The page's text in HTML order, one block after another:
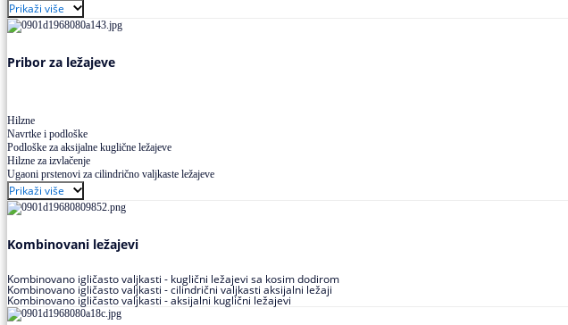
Prikaži više
Pribor za ležajeve
Hilzne
Navrtke i podloške
Podloške za aksijalne kuglične ležajeve
Hilzne za izvlačenje
Ugaoni prstenovi za cilindrično valjkaste ležajeve
Prikaži više
Kombinovani ležajevi
Kombinovano igličasto valjkasti - kuglični ležajevi sa kosim dodirom
Kombinovano igličasto valjkasti - cilindrični valjkasti aksijalni ležaji
Kombinovano igličasto valjkasti - aksijalni kuglični ležajevi